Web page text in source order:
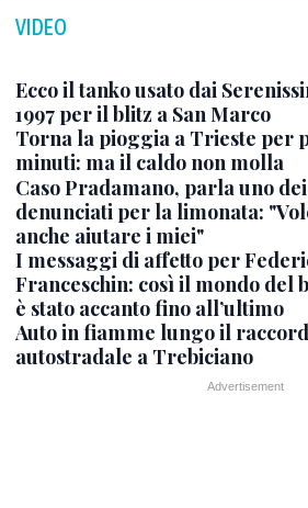
VIDEO
Ecco il tanko usato dai
1997 per il blitz a San Marco
Torna la pioggia a Trieste per
minuti: ma il caldo non molla
Caso Pradamano, parla uno
denunciati per la limonata:
anche aiutare i miei"
I messaggi di affetto per
Franceschin: così il mondo del
è stato accanto fino all’ultimo
Auto in fiamme lungo il
autostradale a Trebiciano